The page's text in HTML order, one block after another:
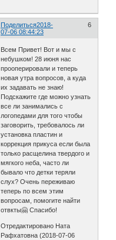
Поделиться 6
2018-
07-06 08:44:23
Всем Привет! Вот и мы с
небушком! 28 июня нас
прооперировали и теперь
новая утра вопросов, а куда
их задавать не знаю!
Подскажите где можно узнать
все ли занимались с
логопедами для того чтобы
заговорить, требовалось ли
установка пластин и
коррекция прикуса если была
только расщелина твердого и
мягкого неба, часто ли
бывало что детки теряли
слух? Очень переживаю
теперь по всем этим
вопросам, помогите найти
отвкты🤗 Спасибо!
Отредактировано Ната
Рафхатовна (2018-07-06